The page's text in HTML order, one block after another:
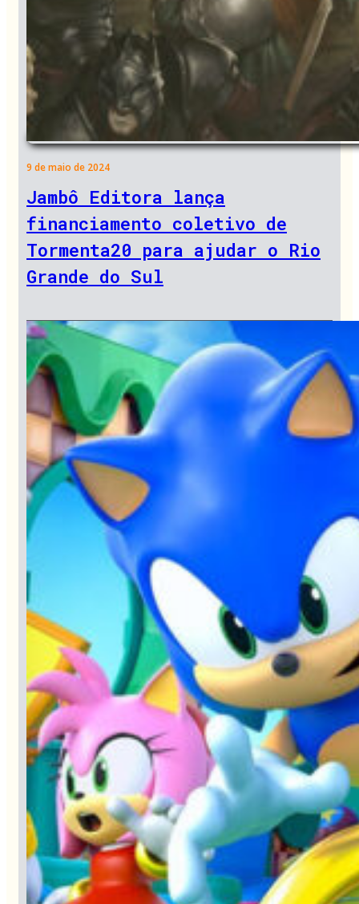
9 de maio de 2024
Jambô Editora lança
financiamento coletivo de
Tormenta20 para ajudar o Rio
Grande do Sul